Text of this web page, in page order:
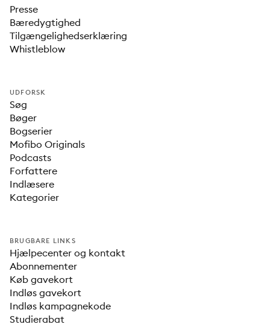
Presse
Bæredygtighed
Tilgængelighedserklæring
Whistleblow
UDFORSK
Søg
Bøger
Bogserier
Mofibo Originals
Podcasts
Forfattere
Indlæsere
Kategorier
BRUGBARE LINKS
Hjælpecenter og kontakt
Abonnementer
Køb gavekort
Indløs gavekort
Indløs kampagnekode
Studierabat